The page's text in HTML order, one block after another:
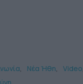
Νέα Ήθη
Video